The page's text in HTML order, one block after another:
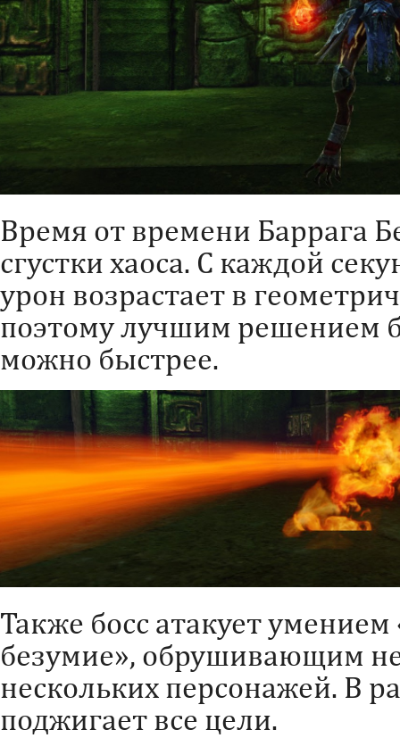
Время от времени Баррага
сгустки хаоса. С каждой
урон возрастает в
поэтому лучшим решением
можно быстрее.
Также босс атакует
безумие», обрушивающим
нескольких персонажей. В
поджигает все цели.